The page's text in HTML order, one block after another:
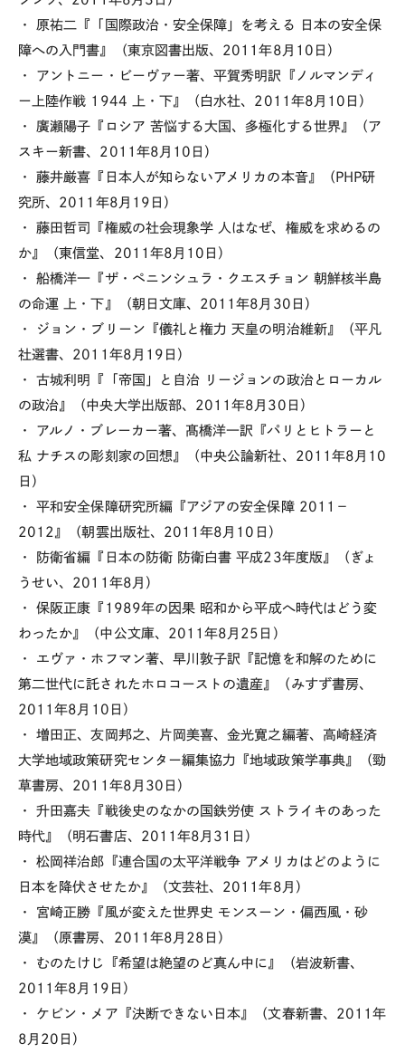
・ 原祐二『「国際政治・安全保障」を考える 日本の安全保
障への入門書』（東京図書出版、2011年8月10日）
・ アントニー・ビーヴァー著、平賀秀明訳『ノルマンディ
ー上陸作戦 1944 上・下』（白水社、2011年8月10日）
・ 廣瀬陽子『ロシア 苦悩する大国、多極化する世界』（ア
スキー新書、2011年8月10日）
・ 藤井厳喜『日本人が知らないアメリカの本音』（PHP研
究所、2011年8月19日）
・ 藤田哲司『権威の社会現象学 人はなぜ、権威を求めるの
か』（東信堂、2011年8月10日）
・ 船橋洋一『ザ・ペニンシュラ・クエスチョン 朝鮮核半島
の命運 上・下』（朝日文庫、2011年8月30日）
・ ジョン・ブリーン『儀礼と権力 天皇の明治維新』（平凡
社選書、2011年8月19日）
・ 古城利明『「帝国」と自治 リージョンの政治とローカル
の政治』（中央大学出版部、2011年8月30日）
・ アルノ・ブレーカー著、髙橋洋一訳『パリとヒトラーと
私 ナチスの彫刻家の回想』（中央公論新社、2011年8月10
日）
・ 平和安全保障研究所編『アジアの安全保障 2011－
2012』（朝雲出版社、2011年8月10日）
・ 防衛省編『日本の防衛 防衛白書 平成23年度版』（ぎょ
うせい、2011年8月）
・ 保阪正康『1989年の因果 昭和から平成へ時代はどう変
わったか』（中公文庫、2011年8月25日）
・ エヴァ・ホフマン著、早川敦子訳『記憶を和解のために
第二世代に託されたホロコーストの遺産』（みすず書房、
2011年8月10日）
・ 増田正、友岡邦之、片岡美喜、金光寛之編著、高崎経済
大学地域政策研究センター編集協力『地域政策学事典』（勁
草書房、2011年8月30日）
・ 升田嘉夫『戦後史のなかの国鉄労使 ストライキのあった
時代』（明石書店、2011年8月31日）
・ 松岡祥治郎『連合国の太平洋戦争 アメリカはどのように
日本を降伏させたか』（文芸社、2011年8月）
・ 宮崎正勝『風が変えた世界史 モンスーン・偏西風・砂
漠』（原書房、2011年8月28日）
・ むのたけじ『希望は絶望のど真ん中に』（岩波新書、
2011年8月19日）
・ ケビン・メア『決断できない日本』（文春新書、2011年
8月20日）